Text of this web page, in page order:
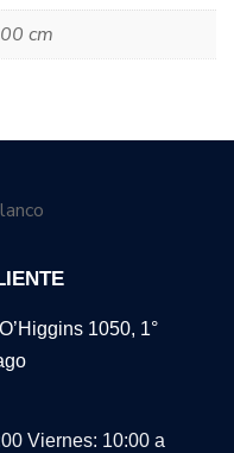
cm
1050, 1°
Viernes: 10:00 a